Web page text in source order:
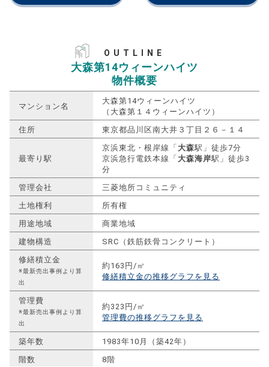
OUTLINE
大森第14ウィーンハイツ
物件概要
マンション名
大森第14ウィーンハイツ
（大森第１４ウィーンハイツ）
住所
東京都品川区南大井３丁目２６－１４
最寄り駅
京浜東北・根岸線「 大森駅」徒歩7分
京浜急行電鉄本線「 大森海岸駅」徒歩3
分
管理会社
三菱地所コミュニティ
土地権利
所有権
用途地域
商業地域
建物構造
SRC（鉄筋鉄骨コンクリート）
修繕積立金
※最新売出事例より算
出
約163円/㎡
修繕積立金の推移グラフを見る
管理費
※最新売出事例より算
出
約323円/㎡
管理費の推移グラフを見る
築年数
1983年10月（築42年）
階数
8階